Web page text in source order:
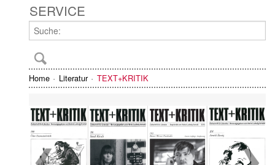
SERVICE
Home Literatur TEXT+KRITIK